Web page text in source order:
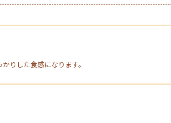
りした食感になります。